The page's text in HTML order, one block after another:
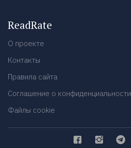
ReadRate
О проекте
Контакты
Правила сайта
Соглашение о конфиденциальности
Файлы cookie